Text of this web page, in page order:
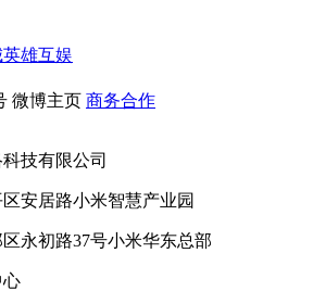
英雄互娱
微博主页 商务合作
技有限公司
安居路小米智慧产业园
永初路37号小米华东总部
心